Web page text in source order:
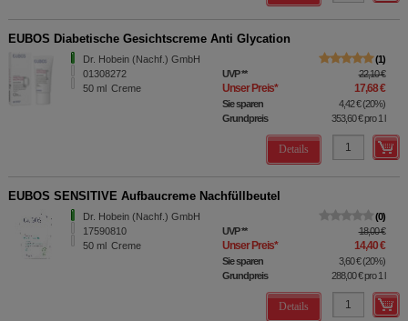
EUBOS Diabetische Gesichtscreme Anti Glycation
Dr. Hobein (Nachf.) GmbH
01308272
50 ml Creme
1
UVP** 22,10 €
Unser Preis* 17,68 €
Sie sparen 4,42 €(20%)
Grundpreis
353,60 €pro 1 l
Details
EUBOS SENSITIVE Aufbaucreme Nachfüllbeutel
Dr. Hobein (Nachf.) GmbH
17590810
50 ml Creme
0
UVP** 18,00 €
Unser Preis* 14,40 €
Sie sparen 3,60 €(20%)
Grundpreis
288,00 €pro 1 l
Details